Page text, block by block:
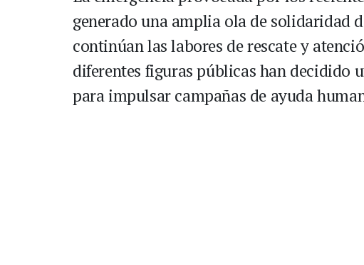
generado una amplia ola de solidaridad
continúan las labores de rescate y
diferentes figuras públicas han decidido
para impulsar campañas de ayuda